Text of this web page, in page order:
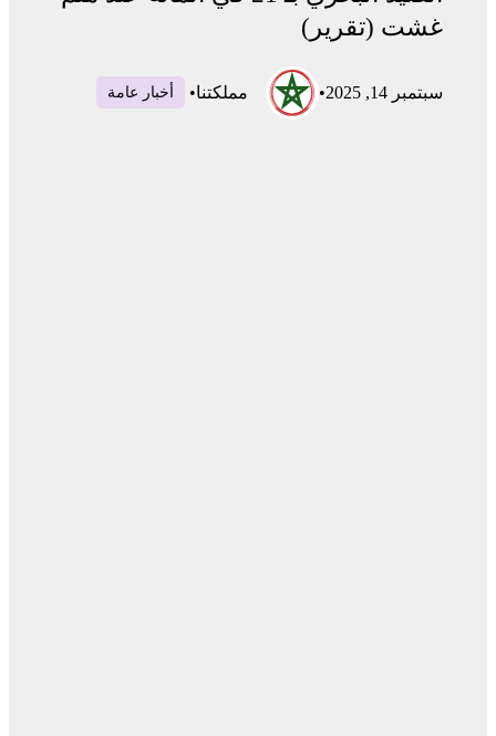
غشت (تقرير)
سبتمبر 14, 2025 • مملكتنا• أخبار عامة